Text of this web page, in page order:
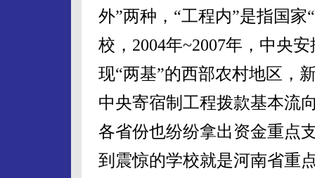
外”两种，“工程内”是指国
校，2004年~2007年，中央
现“两基”的西部农村地区，
中央寄宿制工程拨款基本流
各省份也纷纷拿出资金重点
到震惊的学校就是河南省重